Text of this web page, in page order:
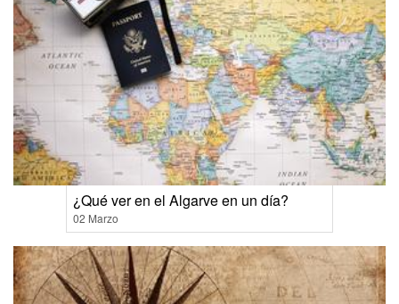
¿Qué ver en el Algarve en un día?
02 Marzo